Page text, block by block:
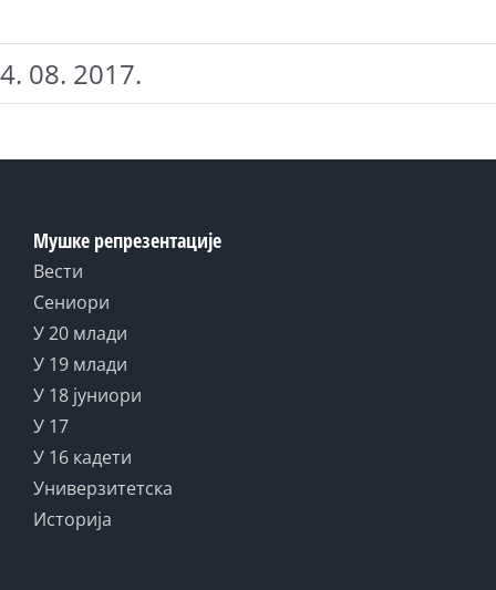
4. 08. 2017.
Мушке репрезентације
Вести
Сениори
У 20 млади
У 19 млади
У 18 јуниори
У 17
У 16 кадети
Универзитетска
Историја